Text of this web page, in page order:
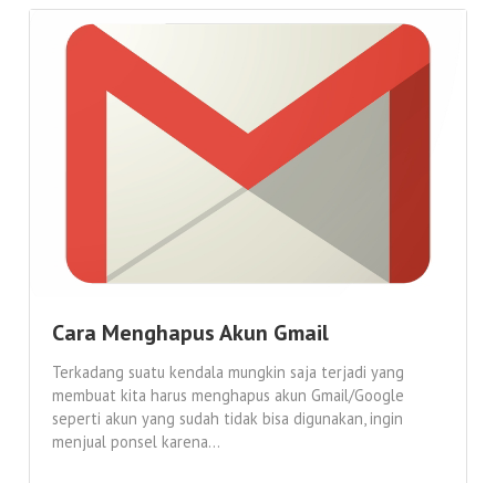
Cara Menghapus Akun Gmail
Terkadang suatu kendala mungkin saja terjadi yang
membuat kita harus menghapus akun Gmail/Google
seperti akun yang sudah tidak bisa digunakan, ingin
menjual ponsel karena...